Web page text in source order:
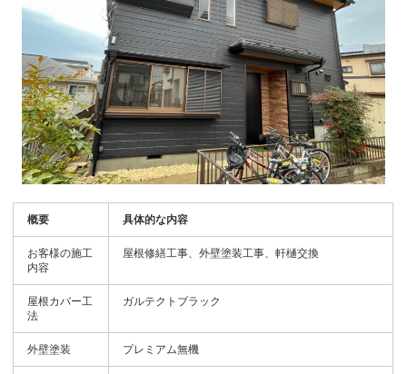
概要 具体的な内容
お客様の施工
内容
屋根修繕工事、外壁塗装工事、軒樋交換
屋根カバー工
法
ガルテクトブラック
外壁塗装 プレミアム無機